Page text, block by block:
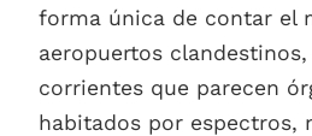
forma única de contar el
aeropuertos
corrientes que parecen
habitados por espectros,